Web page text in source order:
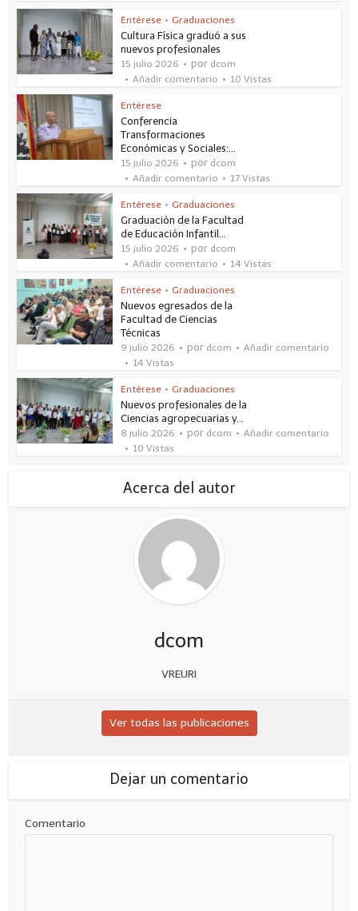
Entérese • Graduaciones
Cultura Física graduó a sus
nuevos profesionales
15 julio 2026 por dcom
Añadir comentario
10 Vistas
Entérese
Conferencia
Transformaciones
Económicas y Sociales:...
15 julio 2026 por dcom
Añadir comentario
17 Vistas
Entérese • Graduaciones
Graduación de la Facultad
de Educación Infantil...
15 julio 2026 por dcom
Añadir comentario
14 Vistas
Entérese • Graduaciones
Nuevos egresados de la
Facultad de Ciencias
Técnicas
9 julio 2026 por dcom
Añadir comentario
14 Vistas
Entérese • Graduaciones
Nuevos profesionales de la
Ciencias agropecuarias y...
8 julio 2026 por dcom
Añadir comentario
10 Vistas
Acerca del autor
dcom
VREURI
Ver todas las publicaciones
Dejar un comentario
Comentario